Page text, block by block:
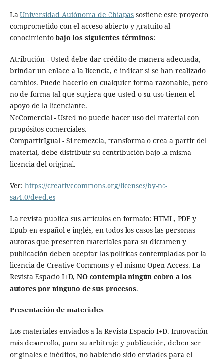
La Universidad Autónoma de Chiapassostiene este proyecto
comprometido con el acceso abierto y gratuito al
conocimiento bajo los siguientes términos:
Atribución - Usted debe dar crédito de manera adecuada,
brindar un enlace a la licencia, e indicar si se han realizado
cambios. Puede hacerlo en cualquier forma razonable, pero
no de forma tal que sugiera que usted o su uso tienen el
apoyo de la licenciante.
NoComercial - Usted no puede hacer uso del material con
propósitos comerciales.
CompartirIgual - Si remezcla, transforma o crea a partir del
material, debe distribuir su contribución bajo la misma
licencia del original.
Ver: https://creativecommons.org/licenses/by-nc-
sa/4.0/deed.es
La revista publica sus artículos en formato: HTML, PDF y
Epub en español e inglés, en todos los casos las personas
autoras que presenten materiales para su dictamen y
publicación deben aceptar las políticas contempladas por la
licencia de Creative Commons y el mismo Open Access. La
Revista Espacio I+D, NO contempla ningún cobro a los
autores por ninguno de sus procesos.
Presentación de materiales
Los materiales enviados a la Revista Espacio I+D. Innovación
más desarrollo, para su arbitraje y publicación, deben ser
originales e inéditos, no habiendo sido enviados para el